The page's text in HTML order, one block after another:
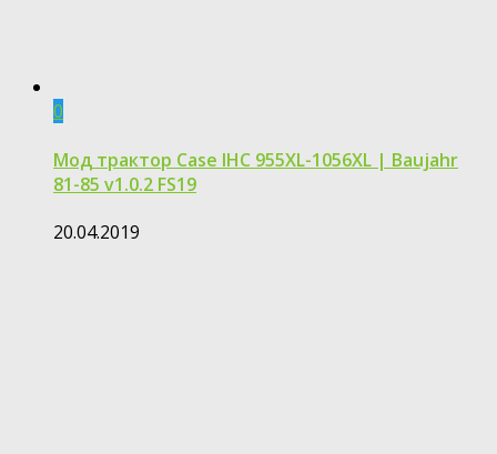
0
Мод трактор Case IHC 955XL-1056XL | Baujahr
81-85 v1.0.2 FS19
20.04.2019